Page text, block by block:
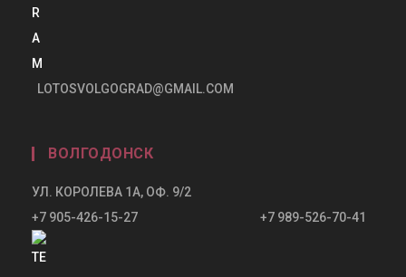
LOTOSVOLGOGRAD@GMAIL.COM
ВОЛГОДОНСК
УЛ. КОРОЛЕВА 1А, ОФ. 9/2
+7 905-426-15-27 +7 989-526-70-41